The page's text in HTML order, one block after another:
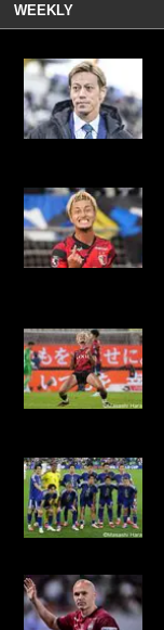
WEEKLY